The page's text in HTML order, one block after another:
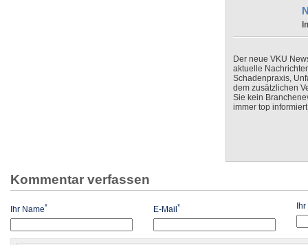
Der neue VKU
aktuelle
Schadenpraxis,
dem zusätzlichen
Sie kein
immer top
Kommentar verfassen
Ihr Name* E-Mail* Ihr